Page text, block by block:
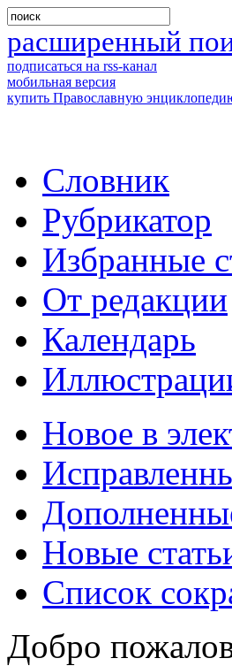
расширенный
подписаться на rss-канал
мобильная версия
купить Православную
Словник
Рубрикатор
Избранные
От редакции
Календарь
Новое в
Новые
Список
Добро